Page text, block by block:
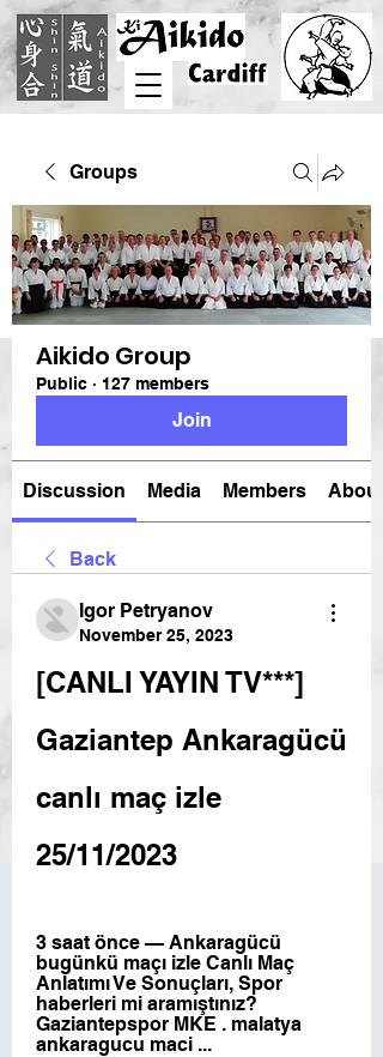
Groups
Aikido Group
Public · 127 members
Join
Discussion Media Members About
Back
Igor Petryanov
November 25, 2023
[CANLI YAYIN TV***]
Gaziantep Ankaragücü
canlı maç izle
25/11/2023
3 saat önce — Ankaragücü
bugünkü maçı izle Canlı Maç
Anlatımı Ve Sonuçları, Spor
haberleri mi aramıştınız?
Gaziantepspor MKE . malatya
ankaragucu maci ...